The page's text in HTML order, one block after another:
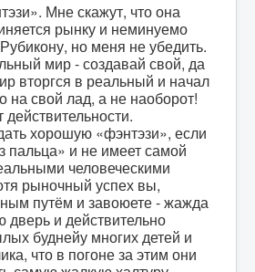
Мне скажут, что она
рынку и неминуемо
но меня не убедить.
мир - создавай свой, да
вторгся в реальный и начал
на свой лад, а не наоборот!
действительности.
хорошую «фэнтэзи», если
пальца» и не имеет самой
человеческими
рыночный успех вы,
путём и завоюете - жажда
и действительно
буднейу многих детей и
что в погоне за этим они